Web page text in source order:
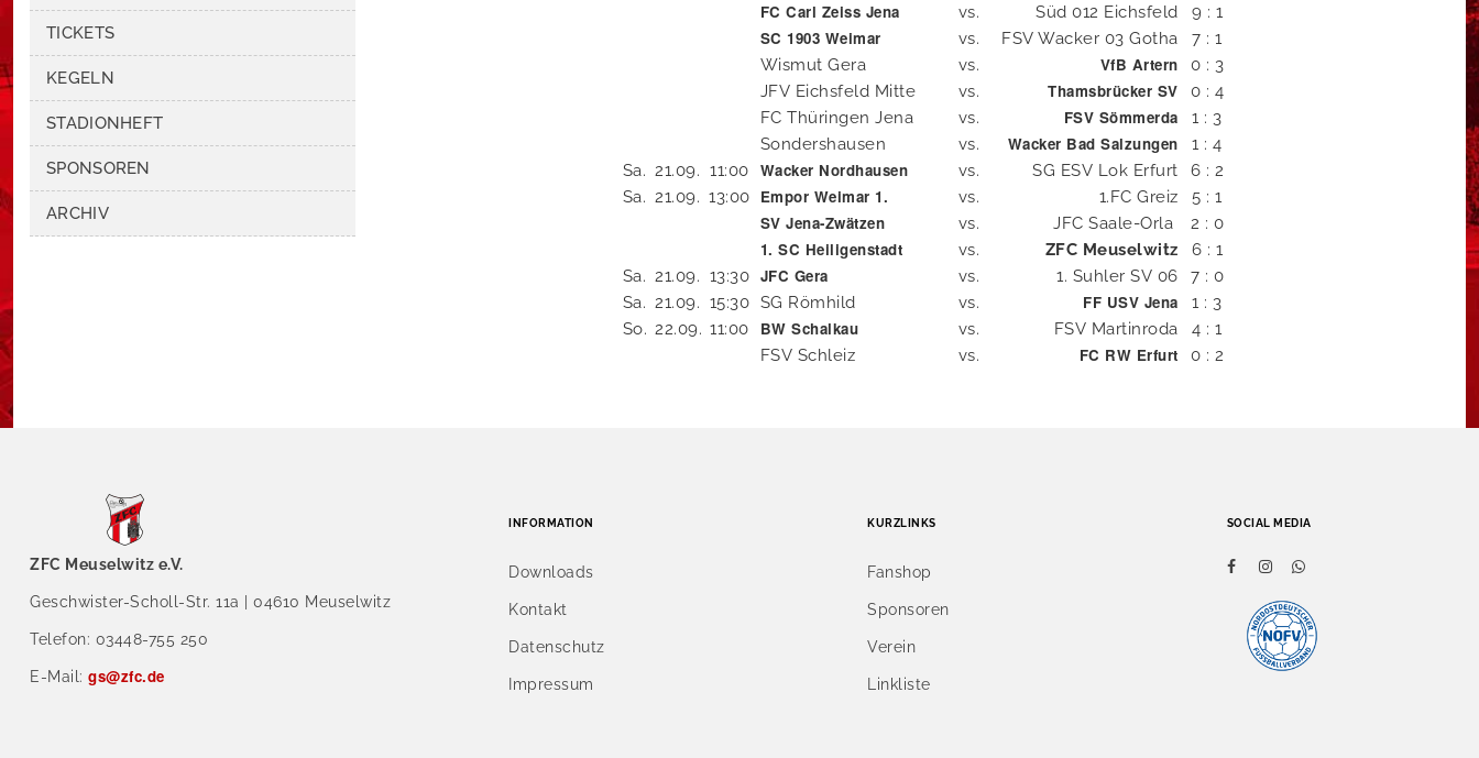
TICKETS
KEGELN
STADIONHEFT
SPONSOREN
ARCHIV
FC Carl Zeiss Jena vs. Süd 012 Eichsfeld 9 : 1
SC 1903 Weimar vs. FSV Wacker 03 Gotha
7 : 1
Wismut Gera
vs. VfB Artern
0 : 3
JFV Eichsfeld Mitte
vs. Thamsbrücker SV
0 : 4
FC Thüringen Jena
vs. FSV Sömmerda
1 : 3
Sondershausen
vs. Wacker Bad Salzungen
1 : 4
Sa. 21.09. 11:00 Wacker Nordhausen vs. SG ESV Lok Erfurt
6 : 2
Sa. 21.09. 13:00 Empor Weimar 1. vs. 1.FC Greiz 5 : 1
SV Jena-Zwätzen vs. JFC Saale-Orla 2 : 0
1. SC Heiligenstadt vs. ZFC Meuselwitz
6 : 1
Sa. 21.09. 13:30 JFC Gera vs. 1. Suhler SV 06
7 : 0
Sa. 21.09. 15:30 SG Römhild vs. FF USV Jena
1 : 3
So. 22.09. 11:00 BW Schalkau vs. FSV Martinroda
4 : 1
FSV Schleiz
vs. FC RW Erfurt 0 : 2
ZFC Meuselwitz e.V.
Geschwister-Scholl-Str. 11a | 04610 Meuselwitz
Telefon: 03448-755 250
E-Mail: gs@zfc.de
INFORMATION
Downloads
Kontakt
Datenschutz
Impressum
KURZLINKS
Fanshop
Sponsoren
Verein
Linkliste
SOCIAL MEDIA